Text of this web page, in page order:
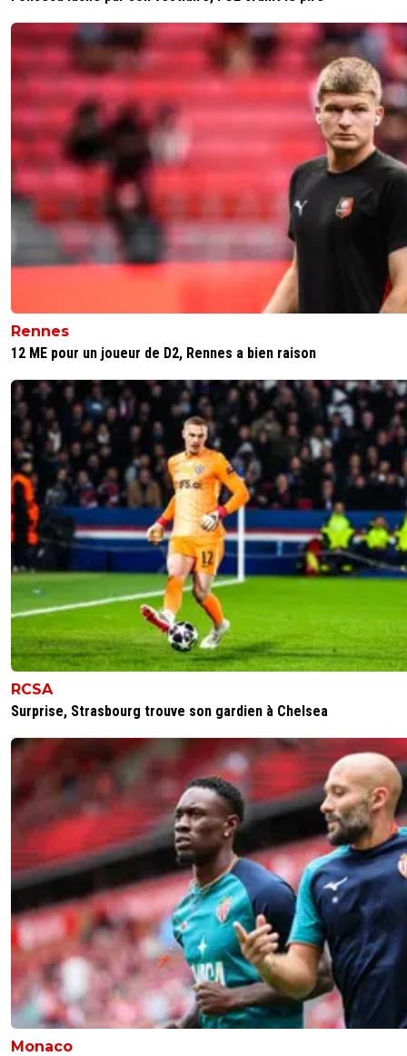
Rennes
12 ME pour un joueur de D2, Rennes a bien raison
RCSA
Surprise, Strasbourg trouve son gardien à Chelsea
Monaco